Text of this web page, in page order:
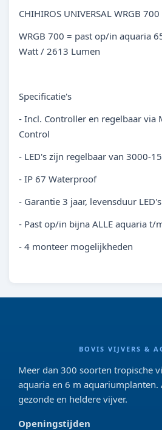
CHIHIROS UNIVERSAL WRGB
WRGB 700 = past op/in aquaria
Watt / 2613 Lumen
Specificatie's
- Incl. Controller en regelbaar via
Control
- LED's zijn regelbaar van 3000-
- IP 67 Waterproof
- Garantie 3 jaar, levensduur
- Past op/in bijna ALLE aquaria t/
- 4 monteer mogelijkheden
BOVIS VIJVERS &
Meer dan 300 soorten tropische
aquaria en 6 m aquariumplanten.
gezonde en heldere vijver.
Openingstijden